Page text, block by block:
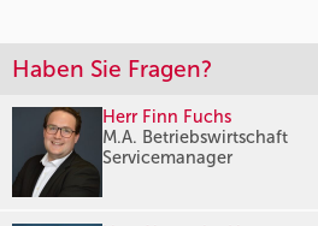
Haben Sie Fragen?
Herr Finn Fuchs
M.A. Betriebswirtschaft
Servicemanager